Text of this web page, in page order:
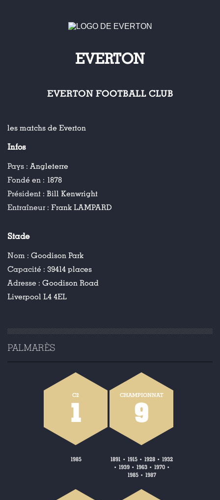
EVERTON
EVERTON FOOTBALL CLUB
les matchs de Everton
Infos
Pays : Angleterre
Fondé en : 1878
Président : Bill Kenwright
Entraîneur : Frank LAMPARD
Stade
Nom : Goodison Park
Capacité : 39414 places
Adresse : Goodison Road
Liverpool L4 4EL
PALMARÈS
C2
1
1985
CHAMPIONNAT
9
1891 • 1915 • 1928 • 1932
• 1939• 1963• 1970•
1985• 1987